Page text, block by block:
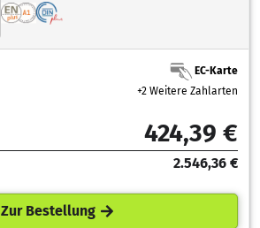
EC-Karte
+2 Weitere Zahlarten
424,39 €
2.546,36 €
Zur Bestellung